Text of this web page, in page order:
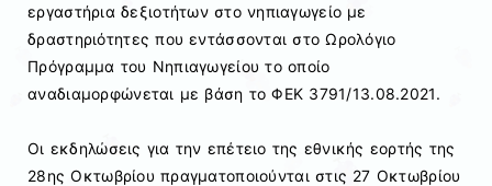
εργαστήρια δεξιοτήτων στο νηπιαγωγείο με
δραστηριότητες που εντάσσονται στο Ωρολόγιο
Πρόγραμμα του Νηπιαγωγείου το οποίο
αναδιαμορφώνεται με βάση το ΦΕΚ 3791/13.08.2021.
Οι εκδηλώσεις για την επέτειο της εθνικής εορτής της
28ης Οκτωβρίου πραγματοποιούνται στις 27 Οκτωβρίου